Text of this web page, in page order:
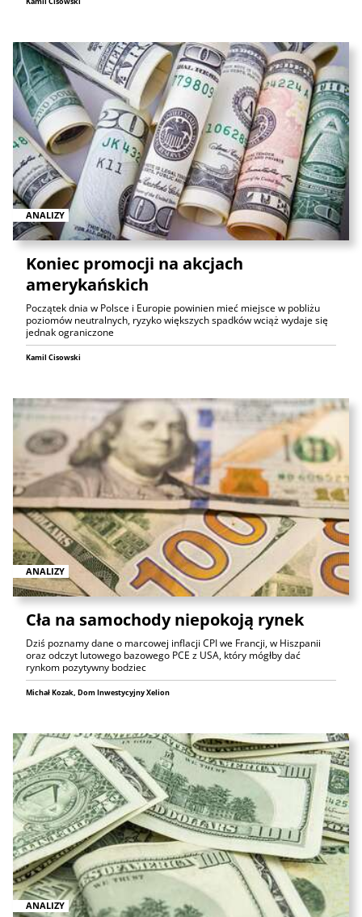
ANALIZY
Koniec promocji na akcjach
amerykańskich
Początek dnia w Polsce i Europie powinien mieć miejsce w pobliżu
poziomów neutralnych, ryzyko większych spadków wciąż wydaje się
jednak ograniczone
Kamil Cisowski
ANALIZY
Cła na samochody niepokoją rynek
Dziś poznamy dane o marcowej inflacji CPI we Francji, w Hiszpanii
oraz odczyt lutowego bazowego PCE z USA, który mógłby dać
rynkom pozytywny bodziec
Michał Kozak, Dom Inwestycyjny Xelion
ANALIZY